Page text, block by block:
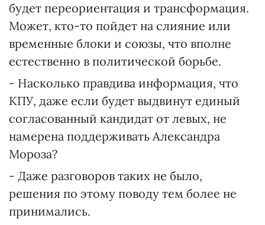
будет переориентация и трансформация.
Может, кто-то пойдет на слияние или
временные блоки и союзы, что вполне
естественно в политической борьбе.
- Насколько правдива информация, что
КПУ, даже если будет выдвинут единый
согласованный кандидат от левых, не
намерена поддерживать Александра
Мороза?
- Даже разговоров таких не было,
решения по этому поводу тем более не
принимались.